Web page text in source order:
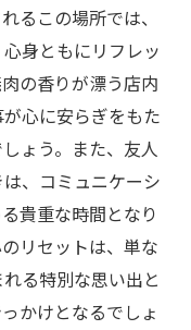
るこの場所では、
身ともにリフレッ
の香りが漂う店内
心に安らぎをもた
ょう。また、友人
、コミュニケーシ
貴重な時間となり
リセットは、単な
る特別な思い出と
かけとなるでしょ